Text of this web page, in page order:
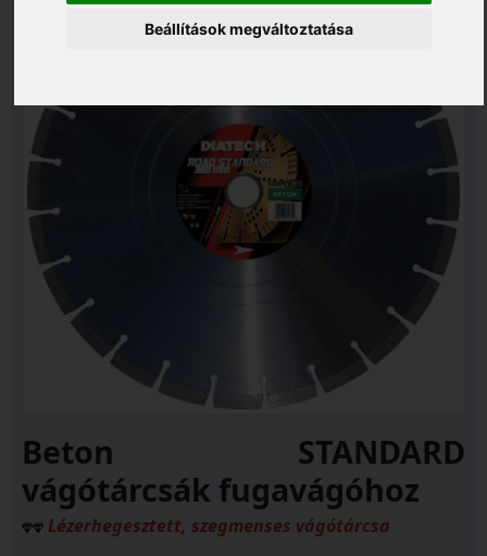
Beállítások megváltoztatása
Beton STANDARD
vágótárcsák fugavágóhoz
Lézerhegesztett, szegmenses vágótárcsa